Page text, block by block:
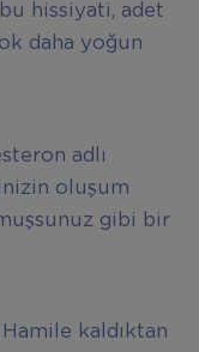
hissiyati, adet
daha yoğun
adlı
oluşum
gibi bir
kaldıktan